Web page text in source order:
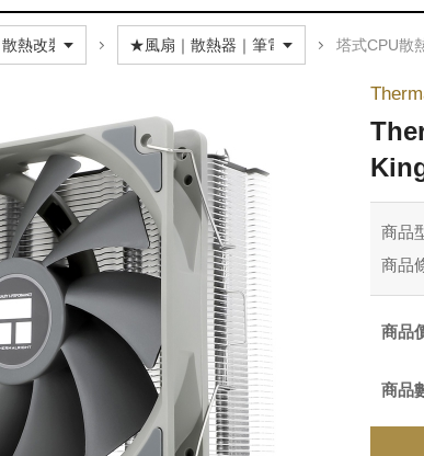
塔式CPU散
商品
商品
商品
商品